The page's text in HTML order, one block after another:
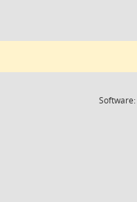
Software: